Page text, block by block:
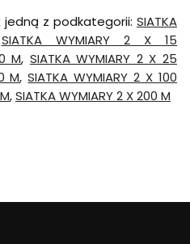
jedną z podkategorii: SIATKA
SIATKA WYMIARY 2 X 15
M, SIATKA WYMIARY 2 X 25
M,SIATKA WYMIARY 2 X 100
,SIATKA WYMIARY 2 X 200 M